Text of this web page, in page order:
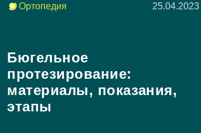
Ортопедия 25.04.2023
Бюгельное
протезирование:
материалы, показания,
этапы
обработку персональных данных
обработку персональных данных